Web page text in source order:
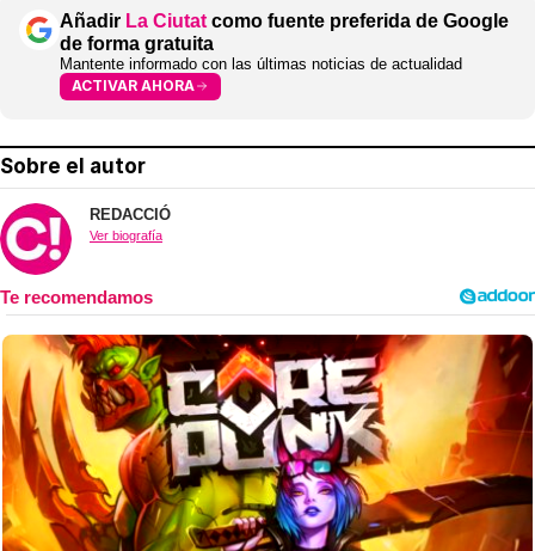
Añadir La Ciutat como fuente preferida de Google
de forma gratuita
Mantente informado con las últimas noticias de actualidad
ACTIVAR AHORA
Sobre el autor
REDACCIÓ
Ver biografía